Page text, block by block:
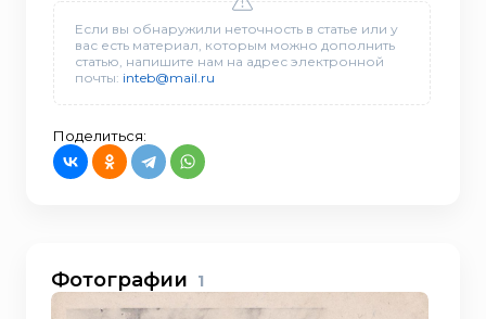
Если вы обнаружили неточность в статье или у
вас есть материал, которым можно дополнить
статью, напишите нам на адрес электронной
почты: inteb@mail.ru
Поделиться:
Фотографии 1